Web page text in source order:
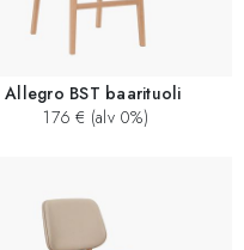
Allegro BST baarituoli
176 € (alv 0%)